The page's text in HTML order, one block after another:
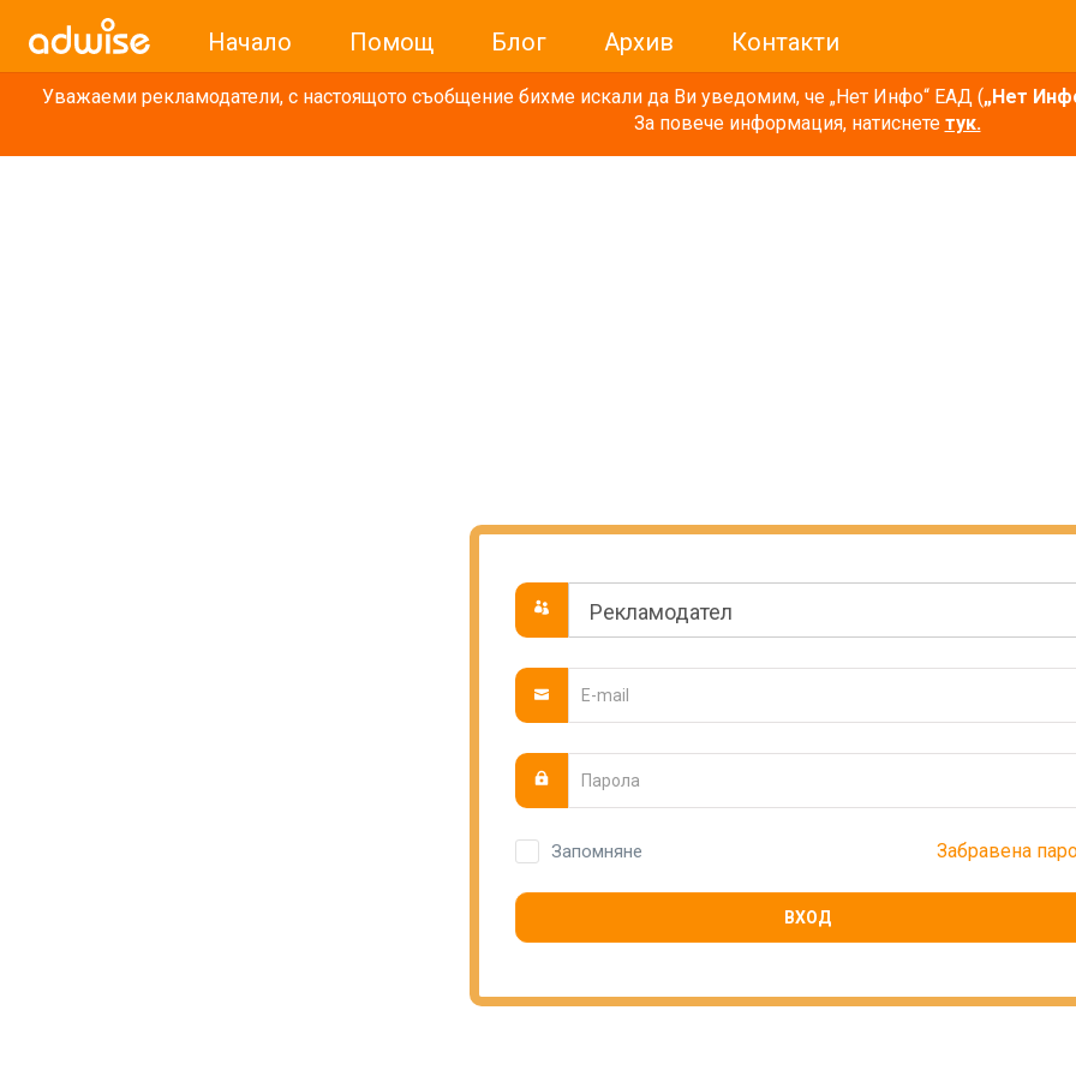
Начало Помощ Блог Архив Контакти
Уважаеми рекламодатели, с настоящото съобщение бихме искали да Ви уведомим, че „Нет Инфо“ ЕАД („Нет
За повече информация, натиснете тук.
Запомняне Забравена
ВХОД